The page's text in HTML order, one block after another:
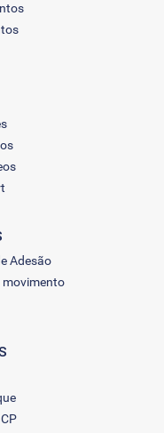
Adesão
movimento